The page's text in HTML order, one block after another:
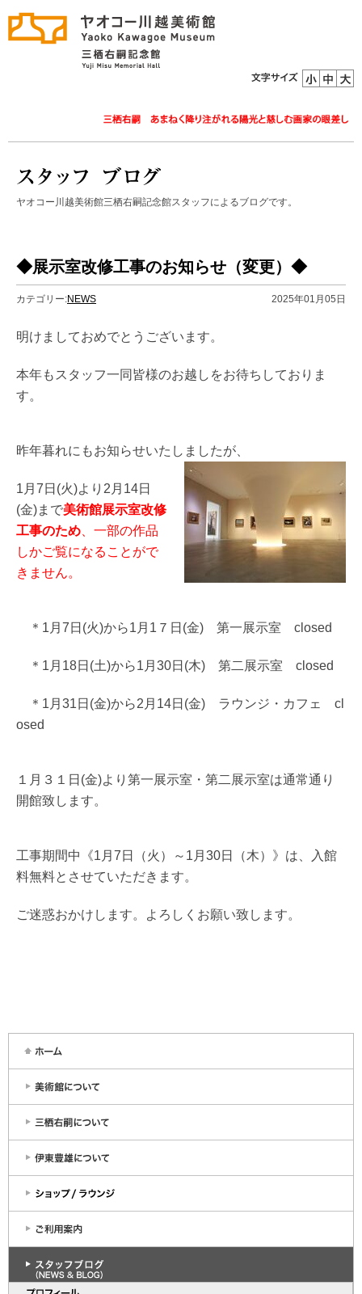
ヤオコー川越美術館三栖右嗣記念館スタッフによるブログです。
◆展示室改修工事のお知らせ（変更）◆
カテゴリー:NEWS 2025年01月05日
明けましておめでとうございます。
本年もスタッフ一同皆様のお越しをお待ちしておりま
す。
昨年暮れにもお知らせいたしましたが、
1月7日(火)より2月14日
(金)まで美術館展示室改修
工事のため 、一部の作品
しかご覧になることがで
きません。
＊1月7日(火)から1月1７日(金) 第一展示室 closed
＊1月18日(土)から1月30日(木) 第二展示室 closed
＊1月31日(金)から2月14日(金) ラウンジ・カフェ cl
osed
１月３１日(金)より第一展示室・第二展示室は通常通り
開館致します。
工事期間中《1月7日（火）～1月30日（木）》は、入館
料無料とさせていただきます。
ご迷惑おかけします。よろしくお願い致します。